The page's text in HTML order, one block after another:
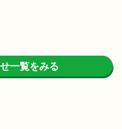
一覧をみる